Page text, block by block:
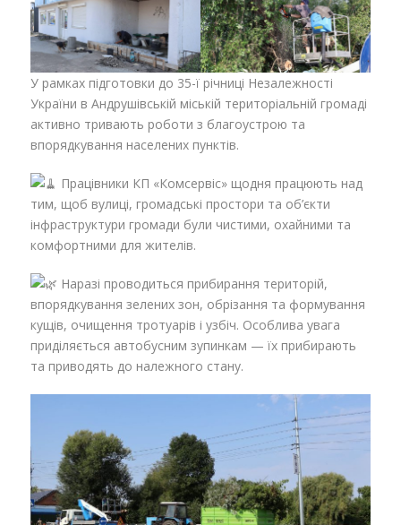
У рамках підготовки до 35-ї річниці Незалежності
України в Андрушівській міській територіальній громаді
активно тривають роботи з благоустрою та
впорядкування населених пунктів.
Працівники КП «Комсервіс» щодня працюють над
тим, щоб вулиці, громадські простори та об’єкти
інфраструктури громади були чистими, охайними та
комфортними для жителів.
Наразі проводиться прибирання територій,
впорядкування зелених зон, обрізання та формування
кущів, очищення тротуарів і узбіч. Особлива увага
приділяється автобусним зупинкам — їх прибирають
та приводять до належного стану.